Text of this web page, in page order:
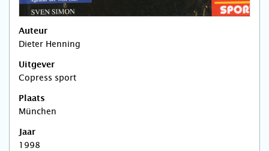
Auteur
Dieter Henning
Uitgever
Copress sport
Plaats
München
Jaar
1998